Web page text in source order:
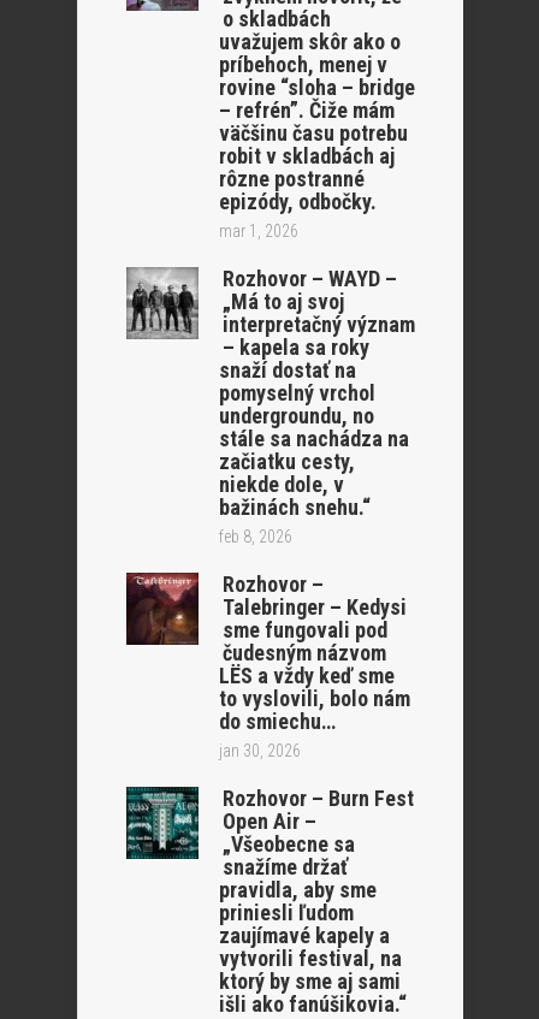
o skladbách
uvažujem skôr ako o
príbehoch, menej v
rovine “sloha – bridge
– refrén”. Čiže mám
väčšinu času potrebu
robit v skladbách aj
rôzne postranné
epizódy, odbočky.
mar 1, 2026
Rozhovor – WAYD –
„Má to aj svoj
interpretačný význam
– kapela sa roky
snaží dostať na
pomyselný vrchol
undergroundu, no
stále sa nachádza na
začiatku cesty,
niekde dole, v
bažinách snehu.“
feb 8, 2026
Rozhovor –
Talebringer – Kedysi
sme fungovali pod
čudesným názvom
LËS a vždy keď sme
to vyslovili, bolo nám
do smiechu…
jan 30, 2026
Rozhovor – Burn Fest
Open Air –
„Všeobecne sa
snažíme držať
pravidla, aby sme
priniesli ľudom
zaujímavé kapely a
vytvorili festival, na
ktorý by sme aj sami
išli ako fanúšikovia.“